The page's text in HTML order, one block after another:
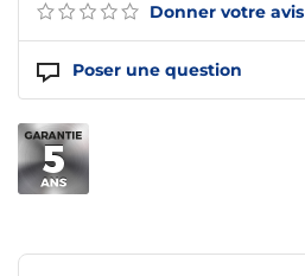
Donner votre avis
Poser une question